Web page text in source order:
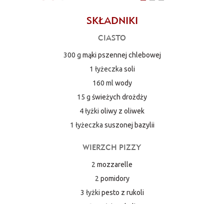
SKŁADNIKI
CIASTO
300 g mąki pszennej chlebowej
1 łyżeczka soli
160 ml wody
15 g świeżych drożdży
4 łyżki oliwy z oliwek
1 łyżeczka suszonej bazylii
WIERZCH PIZZY
2 mozzarelle
2 pomidory
3 łyżki pesto z rukoli